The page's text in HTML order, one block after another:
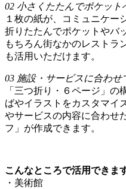
02 小さくたたんでポケッ
１枚の紙が、コミュニケー
折りたたんでポケットやバ
もちろん街なかのレストラ
も活用いただけます。
03 施設・サービスに合わせ
「三つ折り・６ページ」の
ばやイラストをカスタマイ
やサービスの内容に合わせ
フ」が作成できます。
こんなところで活用できま
・美術館